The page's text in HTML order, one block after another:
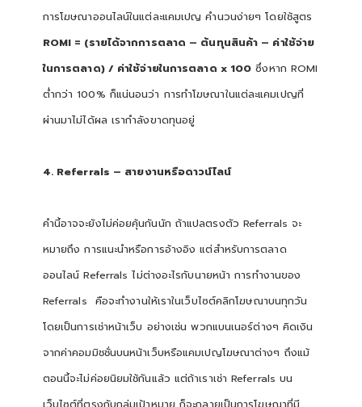
การโฆษณาออนไลน์ในแต่ละแคมเปญ คำนวนง่ายๆ โดยใช้สูตร
ROMI = (รายได้จากการตลาด – ต้นทุนสินค้า – ค่าใช้จ่าย
ในการตลาด) / ค่าใช้จ่ายในการตลาด x 100 ซึ่งหาก ROMI
ต่ำกว่า 100% ก็แน่นอนว่า การทำโฆษณาในแต่ละแคมเปญที่
ผ่านมาไม่ได้ผล เรากำลังขาดทุนอยู่
4. Referrals – สายงานหรือดาวน์ไลน์
คำนี้อาจจะยังไม่ค่อยคุ้นกันนัก ถ้าแปลตรงตัว Referrals จะ
หมายถึง การแนะนำหรือการอ้างอิง แต่สำหรับการตลาด
ออนไลน์ Referrals ไม่ต่างอะไรกับนายหน้า การทำงานของ
Referrals คือจะทำงานให้เราในเว็บไซต์คลิกโฆษณาบนทุกวัน
โดยเป็นการเช่าหน้าเว็บ อย่างเช่น พวกแบนเนอร์ต่างๆ คิดเงิน
จากค่าคอมมิชชั่นบนหน้าเว็บหรือแคมเปญโฆษณาต่างๆ ถึงแม้
ตอนนี้จะไม่ค่อยนิยมใช้กันแล้ว แต่ถ้าเราเช่า Referrals บน